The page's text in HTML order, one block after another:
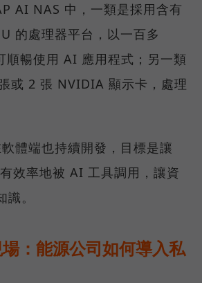
AI NAS 中，一類是採用含有
的處理器平台，以一百多
順暢使用 AI 應用程式；另一類
或 2 張 NVIDIA 顯示卡，處理
體端也持續開發，目標是讓
效率地被 AI 工具調用，讓資
。
：能源公司如何導入私